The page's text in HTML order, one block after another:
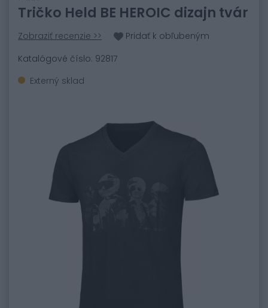
Tričko Held BE HEROIC dizajn tvár
Zobraziť recenzie >>
Pridať k obľubeným
Katalógové číslo: 92817
Externý sklad